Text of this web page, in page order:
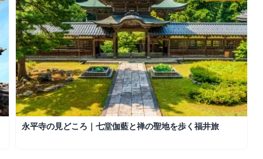
永平寺の見どころ｜七堂伽藍と禅の聖地を歩く福井旅